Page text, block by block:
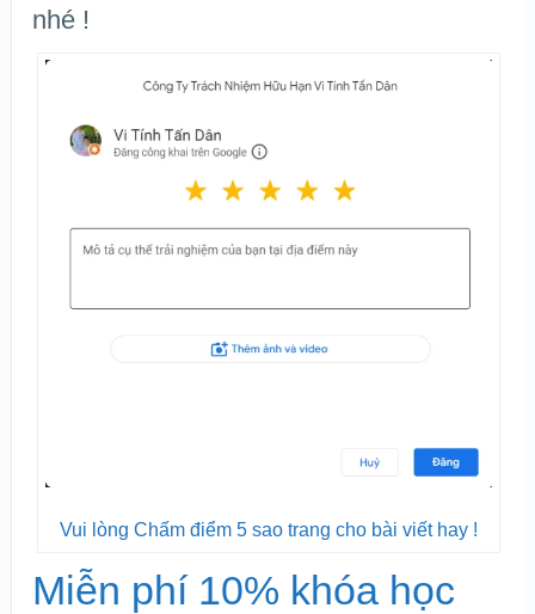
nhé !
Vui lòng Chấm điểm 5 sao trang cho bài viết hay !
Miễn phí 10% khóa học